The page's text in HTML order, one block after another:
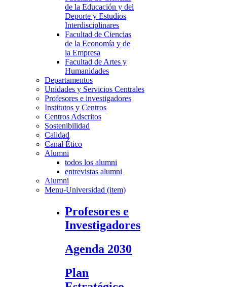
de la Educación y del
Deporte y Estudios
Interdisciplinares
Facultad de Ciencias
de la Economía y de
la Empresa
Facultad de Artes y
Humanidades
Departamentos
Unidades y Servicios Centrales
Profesores e investigadores
Institutos y Centros
Centros Adscritos
Sostenibilidad
Calidad
Canal Ético
Alumni
todos los alumni
entrevistas alumni
Alumni
Menu-Universidad (item)
Profesores e
Investigadores
Agenda 2030
Plan